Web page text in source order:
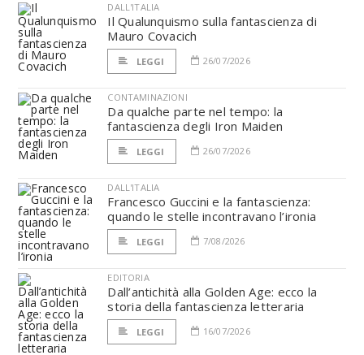
DALL'ITALIA
Il Qualunquismo sulla fantascienza di
Mauro Covacich
LEGGI 26/07/2026
CONTAMINAZIONI
Da qualche parte nel tempo: la
fantascienza degli Iron Maiden
LEGGI 26/07/2026
DALL'ITALIA
Francesco Guccini e la fantascienza:
quando le stelle incontravano l’ironia
LEGGI 7/08/2026
EDITORIA
Dall’antichità alla Golden Age: ecco la
storia della fantascienza letteraria
LEGGI 16/07/2026